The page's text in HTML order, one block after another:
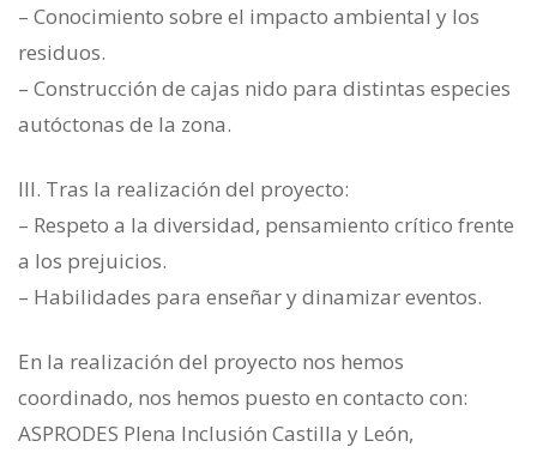
– Conocimiento sobre el impacto ambiental y los
residuos.
– Construcción de cajas nido para distintas especies
autóctonas de la zona.
III. Tras la realización del proyecto:
– Respeto a la diversidad, pensamiento crítico frente
a los prejuicios.
– Habilidades para enseñar y dinamizar eventos.
En la realización del proyecto nos hemos
coordinado, nos hemos puesto en contacto con:
ASPRODES Plena Inclusión Castilla y León,